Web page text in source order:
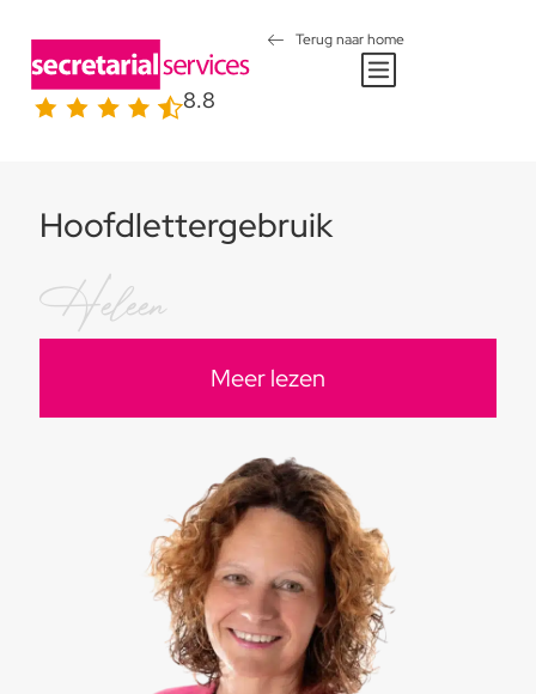
8.8
Terug naar home
Hoofdlettergebruik
Meer lezen
Heleen